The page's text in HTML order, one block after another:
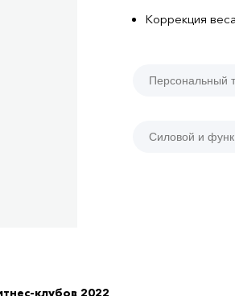
Коррекция
Персональный
Силовой и